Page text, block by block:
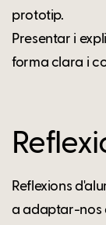
prototip.
Presentar i
forma clara i
Reflexions
a adaptar-nos